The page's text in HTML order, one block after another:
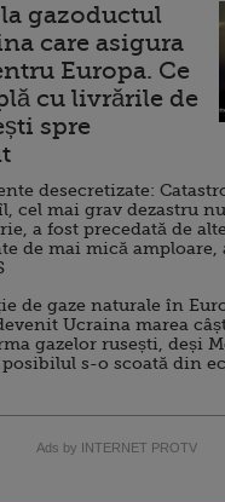
gazoductul
care asigura
Europa. Ce
cu livrările de
spre
desecretizate:
cel mai grav dezastru
a fost precedată de alte
de mai mică amploare,
de gaze naturale în
Ucraina marea
gazelor rusești, deși
s-o scoată din
Ads by INTERNET PROTV